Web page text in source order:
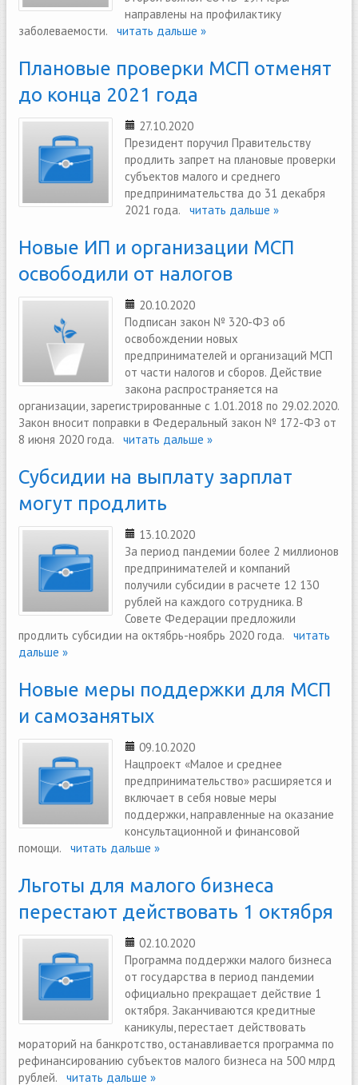
направлены на профилактику
заболеваемости. читать дальше »
Плановые проверки МСП отменят
до конца 2021 года
27.10.2020
Президент поручил Правительству
продлить запрет на плановые проверки
субъектов малого и среднего
предпринимательства до 31 декабря
2021 года. читать дальше »
Новые ИП и организации МСП
освободили от налогов
20.10.2020
Подписан закон № 320-ФЗ об
освобождении новых
предпринимателей и организаций МСП
от части налогов и сборов. Действие
закона распространяется на
организации, зарегистрированные с 1.01.2018 по 29.02.2020.
Закон вносит поправки в Федеральный закон № 172-ФЗ от
8 июня 2020 года. читать дальше »
Субсидии на выплату зарплат
могут продлить
13.10.2020
За период пандемии более 2 миллионов
предпринимателей и компаний
получили субсидии в расчете 12 130
рублей на каждого сотрудника. В
Совете Федерации предложили
продлить субсидии на октябрь-ноябрь 2020 года. читать
дальше »
Новые меры поддержки для МСП
и самозанятых
09.10.2020
Нацпроект «‎Малое и среднее
предпринимательство» расширяется и
включает в себя новые меры
поддержки, направленные на оказание
консультационной и финансовой
помощи. читать дальше »
Льготы для малого бизнеса
перестают действовать 1 октября
02.10.2020
Программа поддержки малого бизнеса
от государства в период пандемии
официально прекращает действие 1
октября. Заканчиваются кредитные
каникулы, перестает действовать
мораторий на банкротство, останавливается программа по
рефинансированию субъектов малого бизнеса на 500 млрд
рублей. читать дальше »